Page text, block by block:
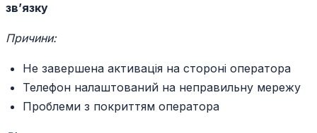
зв’язку
Причини:
Не завершена активація на стороні оператора
Телефон налаштований на неправильну мережу
Проблеми з покриттям оператора